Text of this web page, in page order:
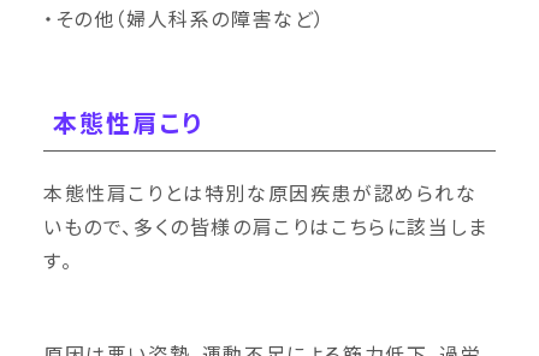
・その他（婦人科系の障害など）
本態性肩こり
本態性肩こりとは特別な原因疾患が認められな
いもので、多くの皆様の肩こりはこちらに該当しま
す。